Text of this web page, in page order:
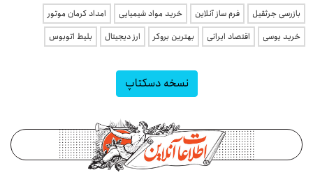
بازرسی جرثقیل فرم ساز آنلاین خرید مواد شیمیایی
امداد کرمان موتور
خرید یوسی
اقتصاد ایرانی بهترین بروکر ارز دیجیتال بلیط اتوبوس
نسخه دسکتاپ